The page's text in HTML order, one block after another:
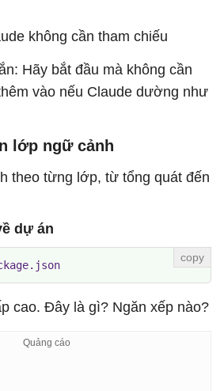
không cần tham chiếu
Hãy bắt đầu mà không cần
vào nếu Claude dường như
lớp ngữ cảnh
theo từng lớp, từ tổng quát đến
dự án
cao. Đây là gì? Ngăn xếp nào?